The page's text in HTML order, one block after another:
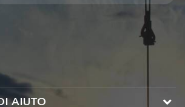
AIUTO